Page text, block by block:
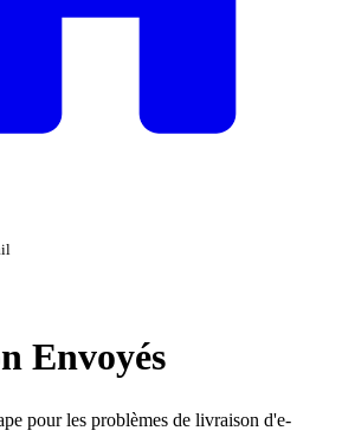
Envoyés
pour les problèmes de livraison d'e-